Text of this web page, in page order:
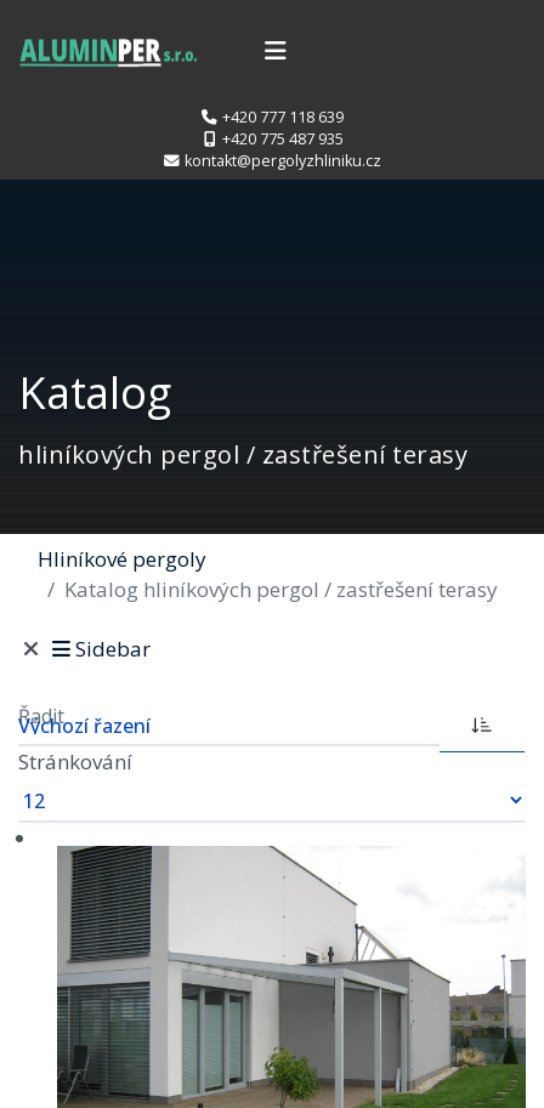
+420 777 118 639
+420 775 487 935
kontakt@pergolyzhliniku.cz
Katalog
hliníkových pergol / zastřešení terasy
Hliníkové pergoly
Katalog hliníkových pergol / zastřešení terasy
Sidebar
Řadit
Stránkování